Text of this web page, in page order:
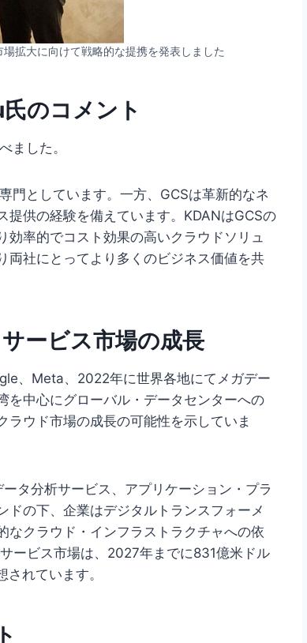
拡大に向けて戦略的な提携を発表しました
のコメント
ました。
門としています。一方、GCSは革新的なネ
提供の経験を備えています。KDANはGCSの
率的でコスト効果の高いクラウドソリュ
両社にとってより多くのビジネス価値を共
ービス市場の成長
、Meta、2022年に世界各地にてメガデー
を中心にグローバル・データセンターへの
ウド市場の成長の可能性を示していま
タ分析サービス、アプリケーション・プラ
ドの下、企業はデジタルトランスフォーメ
なクラウド・インフラストラクチャへの依
ービス市場は、2027年までに831億米ドル
れています。